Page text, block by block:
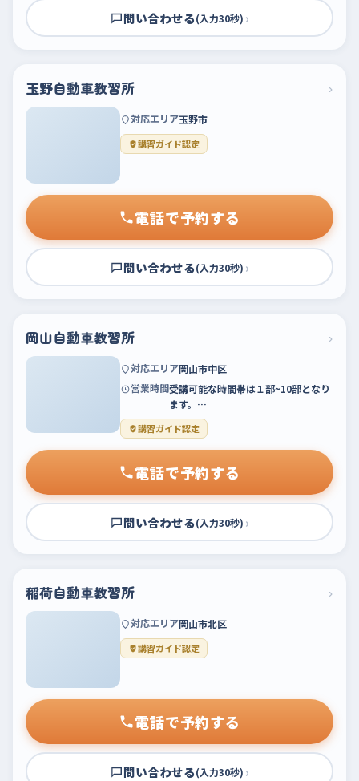
問い合わせる(入力30秒) ›
玉野自動車教習所 ›
対応エリア玉野市
講習ガイド認定
電話で予約する
問い合わせる(入力30秒) ›
岡山自動車教習所 ›
対応エリア岡山市中区
営業時間受講可能な時間帯は１部~10部となり
ます。…
講習ガイド認定
電話で予約する
問い合わせる(入力30秒) ›
稲荷自動車教習所 ›
対応エリア岡山市北区
講習ガイド認定
電話で予約する
問い合わせる(入力30秒) ›